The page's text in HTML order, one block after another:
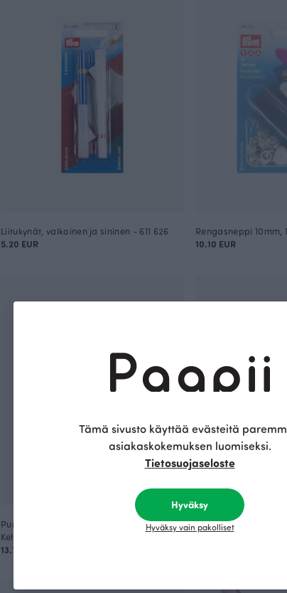
Liitukynät, valkoinen ja sininen - 611 626
5.20 EUR
Rengasneppi 10mm,
10.10 EUR
Purjerengas, 11mm
Keltainen
13.70 EUR
Purjerengas, 11mm
Harmaa
Tämä sivusto käyttää evästeitä
asiakaskokemuksen luomiseksi.
Tietosuojaseloste
Hyväksy
Hyväksy vain pakolliset